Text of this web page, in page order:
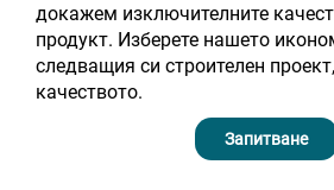
докажем изключителните
продукт. Изберете нашето
следващия си строителен
качеството.
Запитване